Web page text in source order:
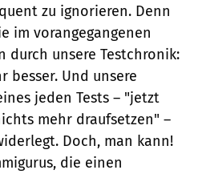
zu ignorieren. Denn
im vorangegangenen
durch unsere Testchronik:
besser. Und unsere
jeden Tests – "jetzt
mehr draufsetzen" –
Doch, man kann!
die einen